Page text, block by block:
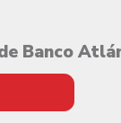
Banco